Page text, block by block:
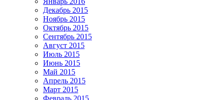
Декабрь 2015
Ноябрь 2015
Октябрь 2015
Сентябрь 2015
Август 2015
Июль 2015
Июнь 2015
Май 2015
Апрель 2015
Март 2015
Февраль 2015